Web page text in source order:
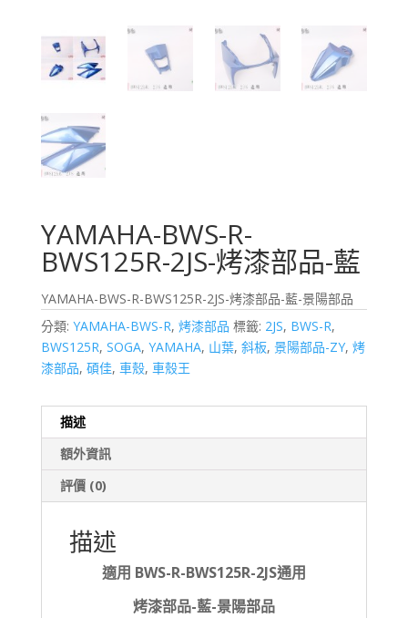
YAMAHA-BWS-R-
BWS125R-2JS-烤漆部品-藍
YAMAHA-BWS-R-BWS125R-2JS-烤漆部品-藍-景陽部品
分類: YAMAHA-BWS-R, 烤漆部品 標籤: 2JS, BWS-R,
BWS125R, SOGA, YAMAHA, 山葉, 斜板, 景陽部品-ZY, 烤
漆部品, 碩佳, 車殼, 車殼王
描述
額外資訊
評價 (0)
描述
適用 BWS-R-BWS125R-2JS通用
烤漆部品-藍-景陽部品